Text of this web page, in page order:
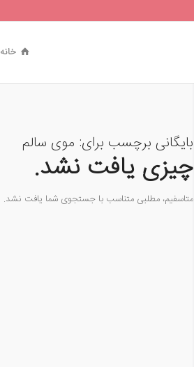
خانه
بایگانی برچسب برای: موی سالم
چیزی یافت نشد.
متاسفیم، مطلبی متناسب با جستجوی شما یافت نشد.